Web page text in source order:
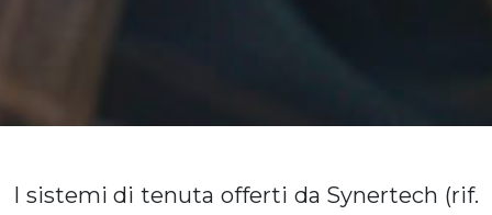
I sistemi di tenuta offerti da Synertech (rif.